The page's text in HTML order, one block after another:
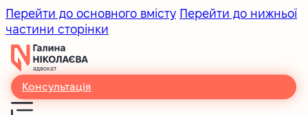
Перейти до основного вмісту Перейти до нижньої
частини сторінки
Консультація